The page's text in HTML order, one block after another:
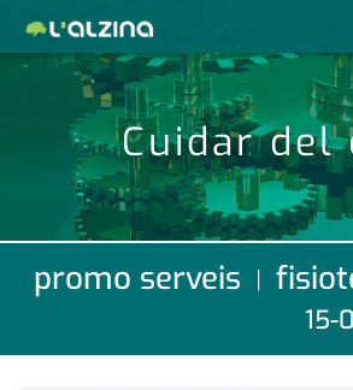
notícies
últimes notícies
activitats
agenda
economia
revistes pdf
anunciants
subscripció
Cuidar del
promo serveis |
15-